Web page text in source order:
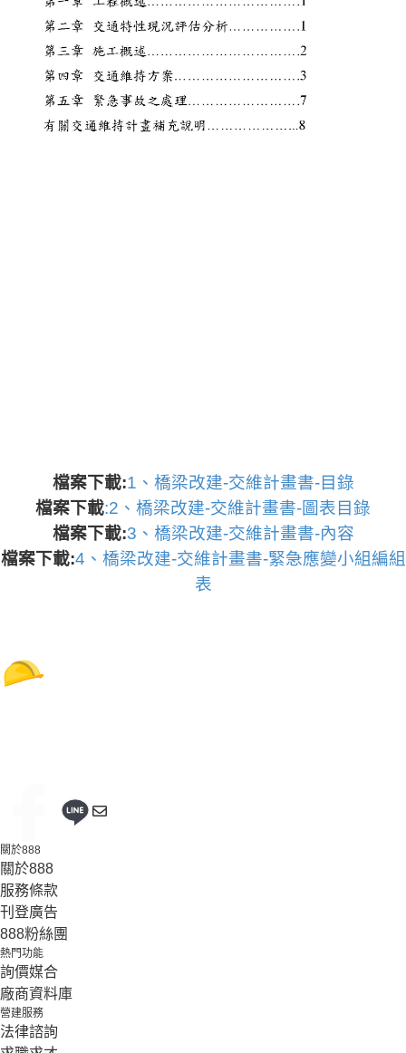
檔案下載:1、橋梁改建-交維計畫書-目錄
檔案下載:2、橋梁改建-交維計畫書-圖表目錄
檔案下載:3、橋梁改建-交維計畫書-內容
檔案下載:4、橋梁改建-交維計畫書-緊急應變小組編組
表
關於888
關於888
服務條款
刊登廣告
888粉絲團
熱門功能
詢價媒合
廠商資料庫
營建服務
法律諮詢